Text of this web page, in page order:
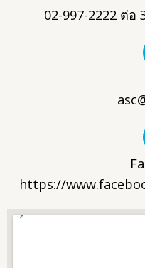
02-997-2222 ต่อ
https://